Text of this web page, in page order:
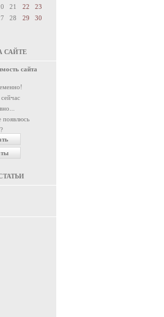
21 22
23
28 29
30
САЙТЕ
сайта
появлюсь